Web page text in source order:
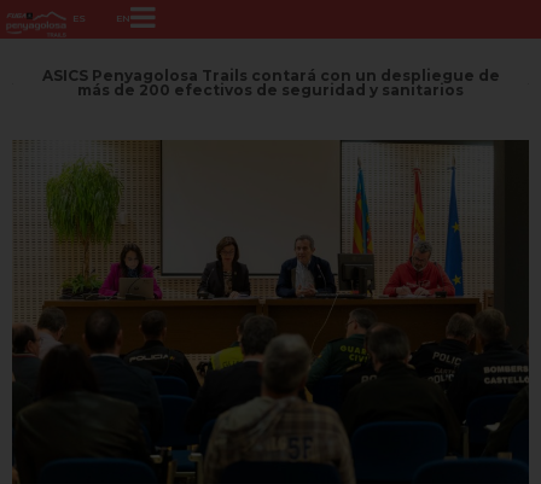
ES EN
ASICS Penyagolosa Trails contará con un despliegue de
más de 200 efectivos de seguridad y sanitarios